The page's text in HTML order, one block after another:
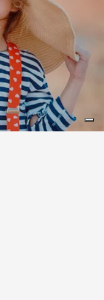
11
Leaflet|©Koobcamp S.r.l.